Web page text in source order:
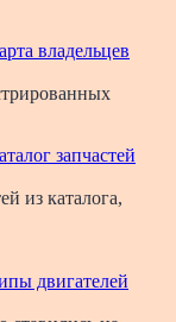
владельцев
запчастей
из каталога,
двигателей